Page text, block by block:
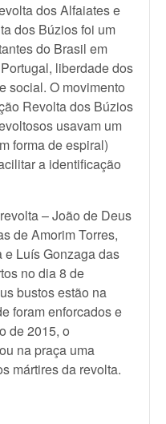
dos Alfaiates e
dos Búzios foi um
do Brasil em
liberdade dos
social. O movimento
Revolta dos Búzios
usavam um
forma de espiral)
a identificação
– João de Deus
de Amorim Torres,
e Luís Gonzaga das
no dia 8 de
bustos estão na
foram enforcados e
de 2015, o
na praça uma
mártires da revolta.